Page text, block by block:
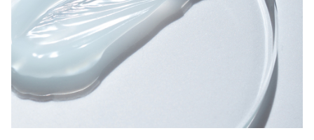
Доставка и оплата
Магазины
Контакты
Франшиза